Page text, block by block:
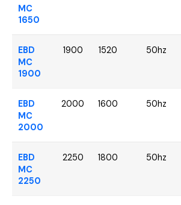
MC
1650
EBD
MC
1900
1900 1520 50hz
EBD
MC
2000
2000 1600 50hz
EBD
MC
2250
2250 1800 50hz